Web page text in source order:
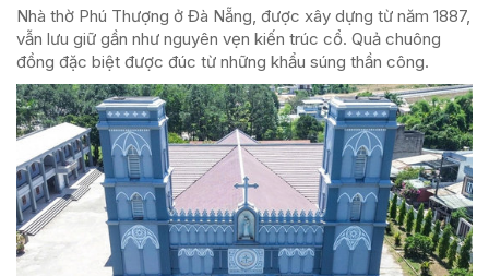
Nhà thờ Phú Thượng ở Đà Nẵng, được xây dựng từ năm 1887,
vẫn lưu giữ gần như nguyên vẹn kiến trúc cổ. Quả chuông
đồng đặc biệt được đúc từ những khẩu súng thần công.